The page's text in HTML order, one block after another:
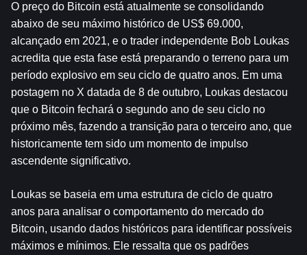
O preço do Bitcoin está atualmente se consolidando
abaixo de seu máximo histórico de US$ 69.000,
alcançado em 2021, e o trader independente Bob Loukas
acredita que esta fase está preparando o terreno para um
período explosivo em seu ciclo de quatro anos. Em uma
postagem no X datada de 8 de outubro, Loukas destacou
que o Bitcoin fechará o segundo ano de seu ciclo no
próximo mês, fazendo a transição para o terceiro ano, que
historicamente tem sido um momento de impulso
ascendente significativo.
Loukas se baseia em uma estrutura de ciclo de quatro
anos para analisar o comportamento do mercado do
Bitcoin, usando dados históricos para identificar possíveis
máximos e mínimos. Ele ressalta que os padrões